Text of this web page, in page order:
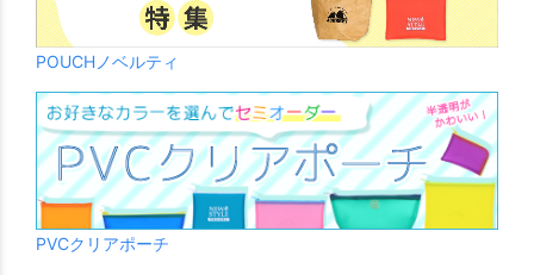
POUCHノベルティ
PVCクリアポーチ